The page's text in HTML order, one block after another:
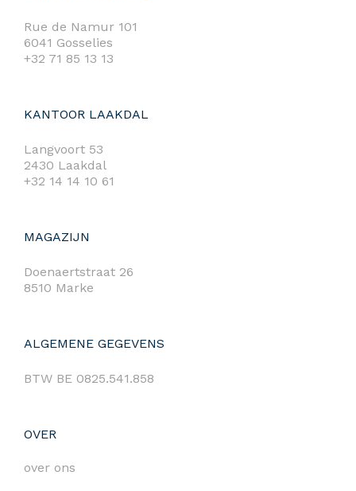
Rue de Namur 101
6041 Gosselies
+32 71 85 13 13
KANTOOR LAAKDAL
Langvoort 53
2430 Laakdal
+32 14 14 10 61
MAGAZIJN
Doenaertstraat 26
8510 Marke
ALGEMENE GEGEVENS
BTW BE 0825.541.858
OVER
over ons